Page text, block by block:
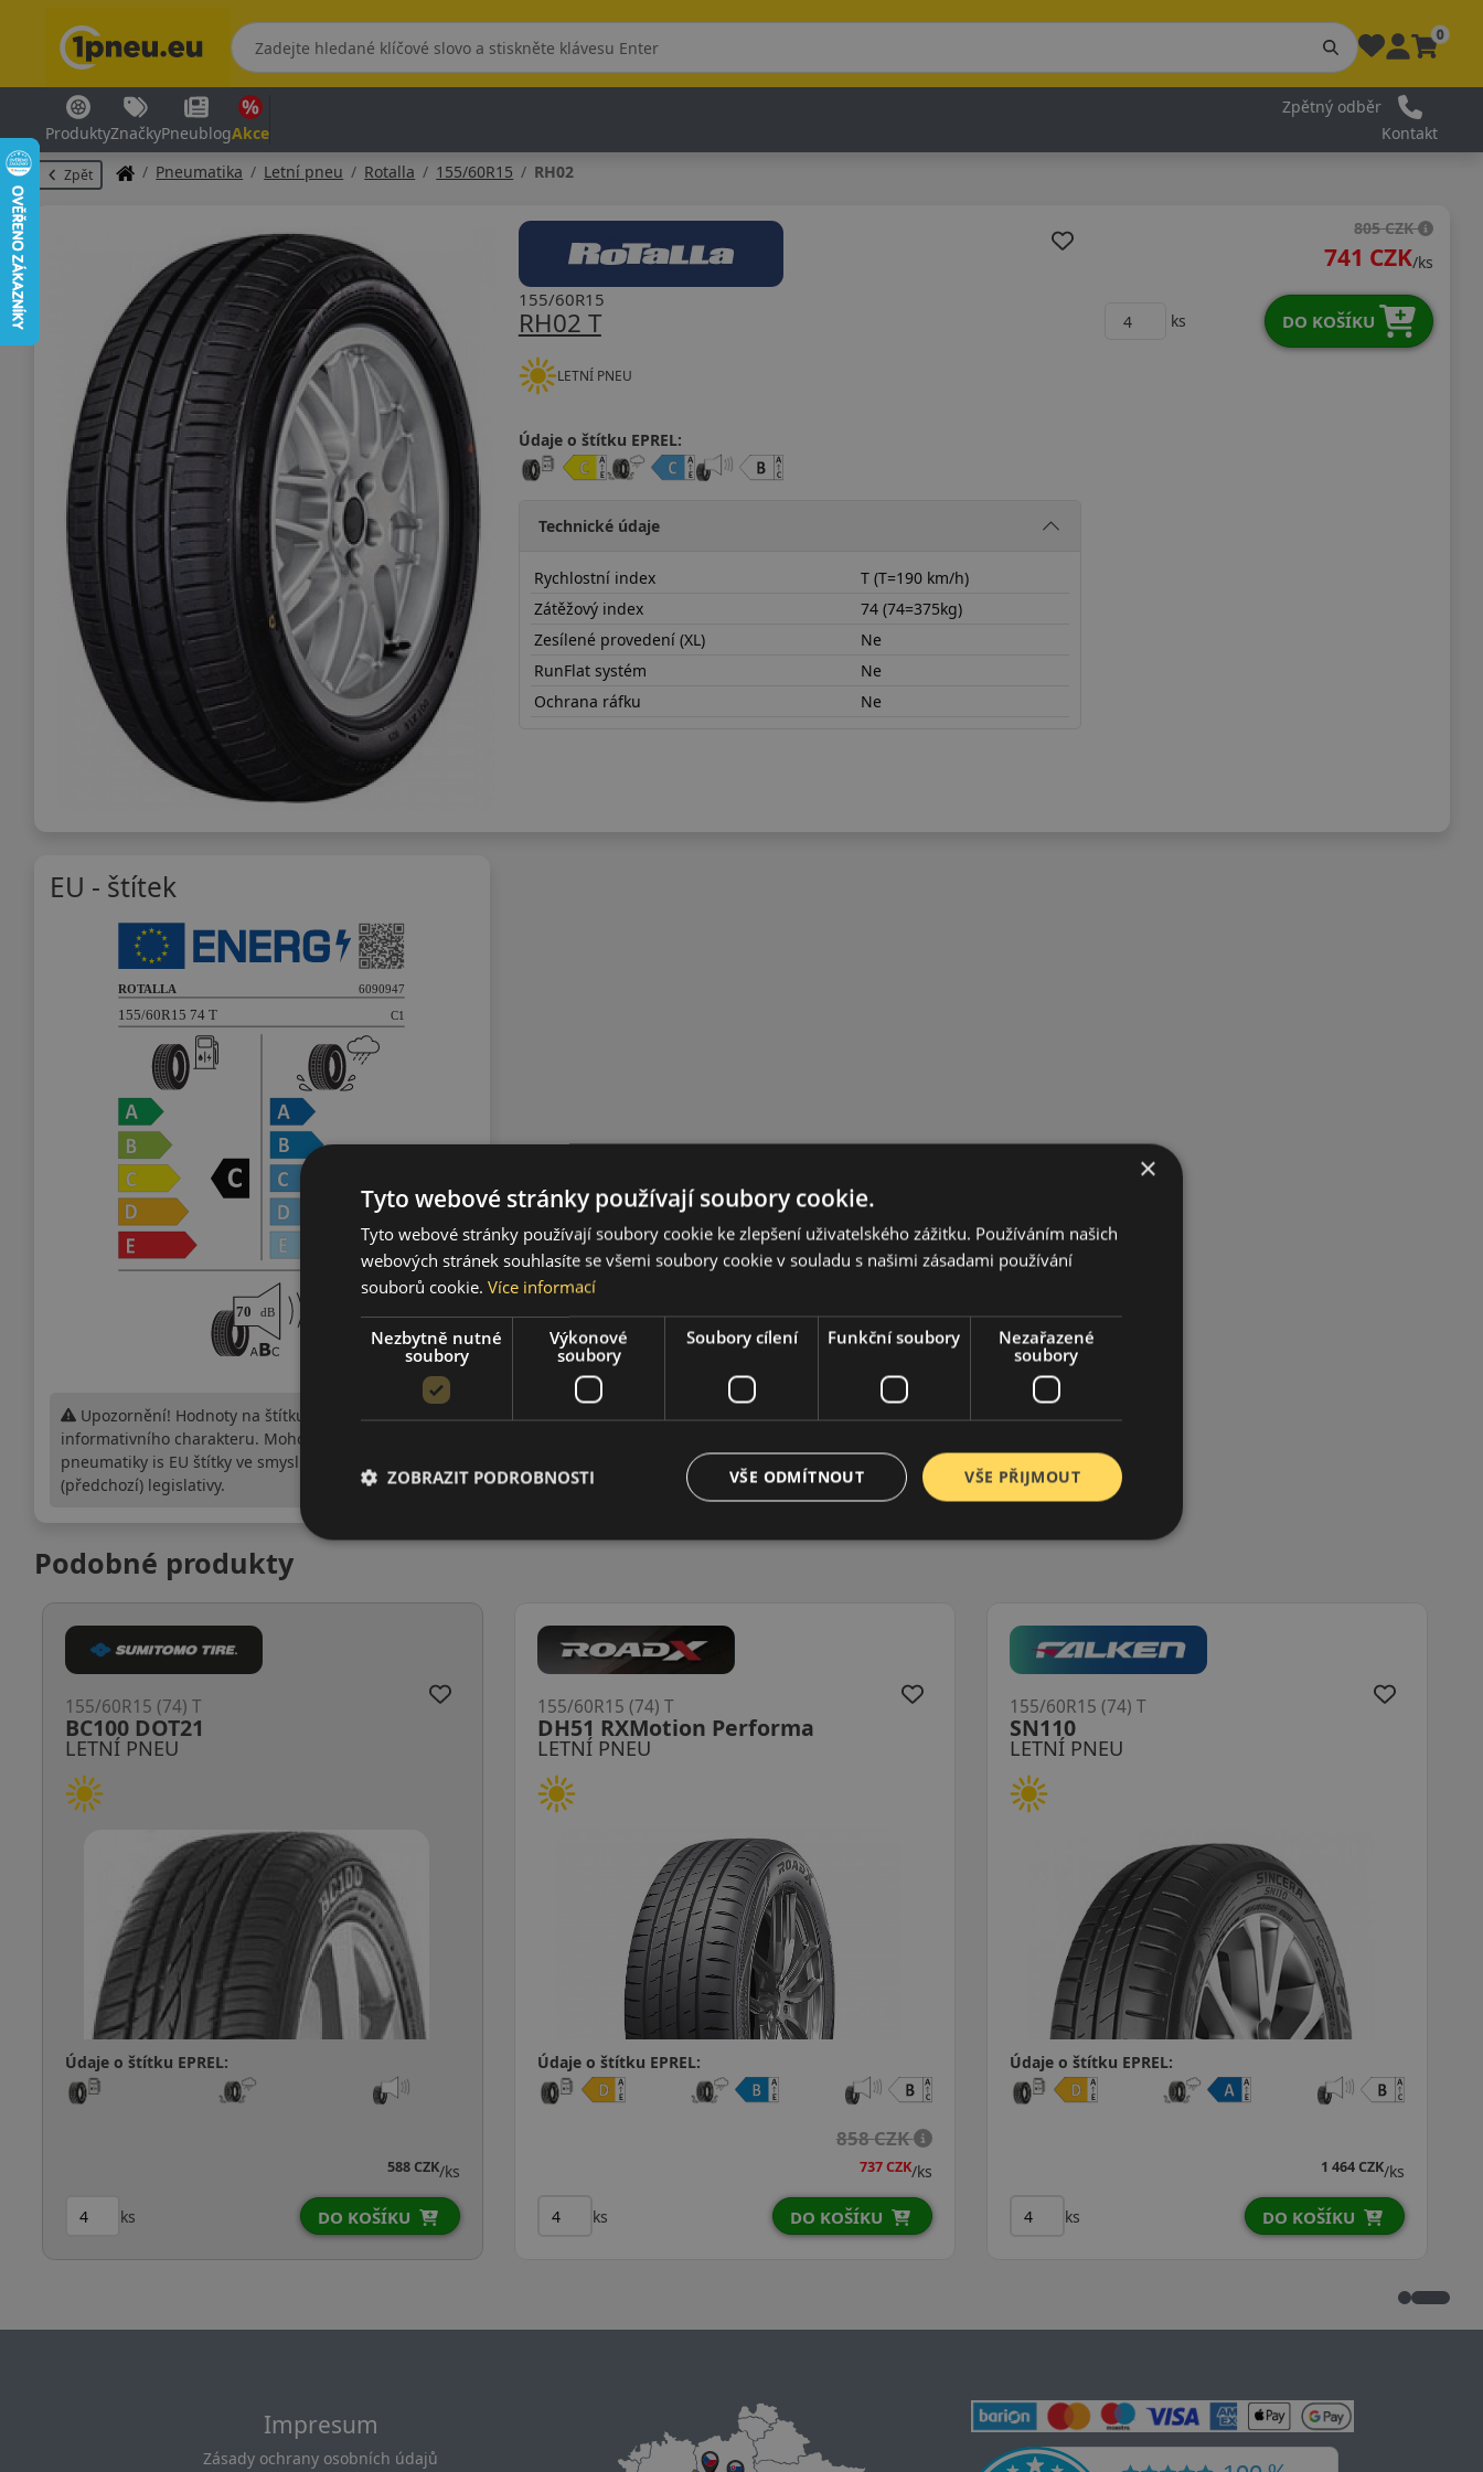
0
ProduktyZnačkyPneublogAkce
Zpětný odběr
Kontakt
Zpět Pneumatika Letní pneu Rotalla 155/60R15 RH02
RH02 T
155/60R15
LETNÍ PNEU
Údaje o štítku EPREL:
Technické údaje
Rychlostní index
T (T=190 km/h)
Zátěžový index
74 (74=375kg)
Zesílené provedení (XL)
Ne
RunFlat systém
Ne
Ochrana ráfku
Ne
805 CZK
741 CZK/ks
ks DO KOŠÍKU
EU - štítek
Upozornění! Hodnoty na štítku jsou pouze
informativního charakteru. Mohou být dodány
pneumatiky is EU štítky ve smyslu dosud platné
(předchozí) legislativy.
Podobné produkty
LETNÍ PNEU
KH11 DOT22
155/60R15 (74) T
Údaje o štítku EPREL:
557 CZK/ks
ks DO KOŠÍKU
LETNÍ PNEU
BC100 DOT21
155/60R15 (74) T
Údaje o štítku EPREL:
588 CZK/ks
ks DO KOŠÍKU
LETNÍ PNEU
DH51 RXMotion Performa
155/60R15 (74) T
Údaje o štítku EPREL:
737 CZK/ks
ks DO KOŠÍKU
Impresum
Zásady ochrany osobních údajů
×
Tyto webové stránky používají soubory cookie.
Tyto webové stránky používají soubory cookie ke zlepšení uživatelského zážitku. Používáním našich
webových stránek souhlasíte se všemi soubory cookie v souladu s našimi zásadami používání
souborů cookie. Více informací
Nezbytně nutné
soubory
Výkonové
soubory
Soubory cílení Funkční soubory
Nezařazené
soubory
VŠE PŘIJMOUT
VŠE ODMÍTNOUT
ZOBRAZIT PODROBNOSTI